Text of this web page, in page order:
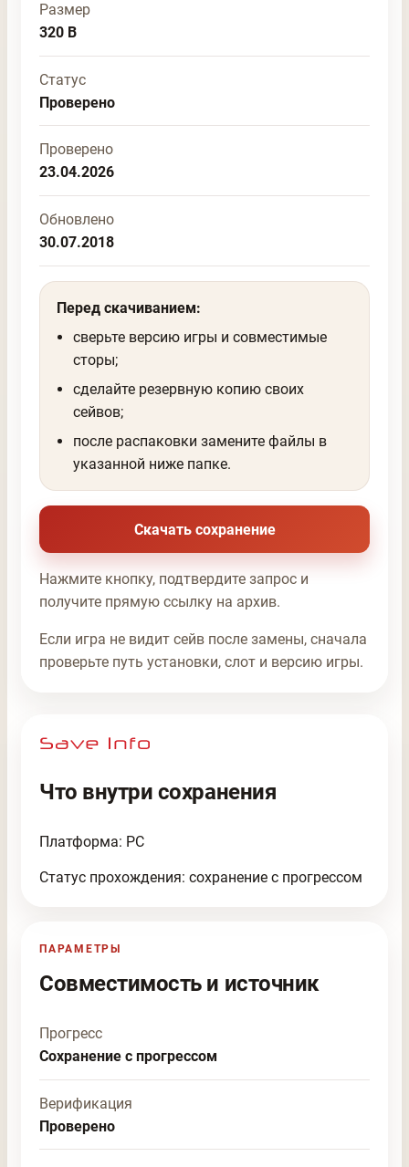
Размер
320 B
Статус
Проверено
Проверено
23.04.2026
Обновлено
30.07.2018
Перед скачиванием:
сверьте версию игры и совместимые
сторы;
сделайте резервную копию своих
сейвов;
после распаковки замените файлы в
указанной ниже папке.
Скачать сохранение
Нажмите кнопку, подтвердите запрос и
получите прямую ссылку на архив.
Если игра не видит сейв после замены, сначала
проверьте путь установки, слот и версию игры.
Что внутри сохранения
Платформа: PC
Статус прохождения: сохранение с прогрессом
ПАРАМЕТРЫ
Совместимость и источник
Прогресс
Сохранение с прогрессом
Верификация
Проверено